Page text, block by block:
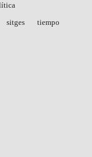
sitges
tiempo